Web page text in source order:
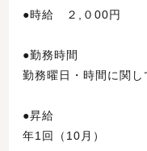
●時給 ２,０00円
●勤務時間
勤務曜日・時間に関
●昇給
年1回（10月）